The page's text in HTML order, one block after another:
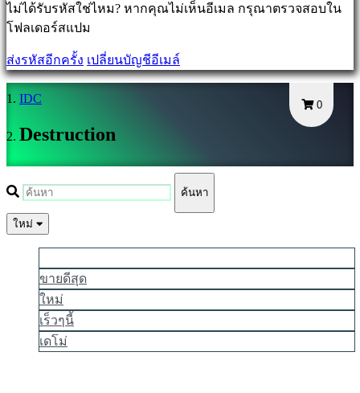
เข้า
สู่
ลืม
รหัส
ผ่าน
เปลี่ยน
ภาษา
AR
BS
ไม่ได้รับรหัสใช่ไหม? หากคุณไม่เห็นอีเมล กรุณาตรวจสอบใน
โฟลเดอร์สแปม
ส่งรหัสอีกครั้ง เปลี่ยนบัญชีอีเมล์
0
IDC
Destruction
ค้นหา
ใหม่
ขายดีสุด
ใหม่
เร็วๆนี้
เดโม่